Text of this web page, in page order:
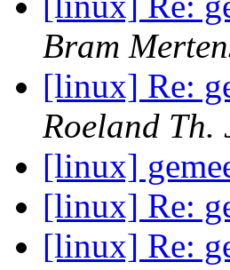
Bram
[linux] Re:
Roeland Th.
[linux]
[linux] Re:
[linux] Re: